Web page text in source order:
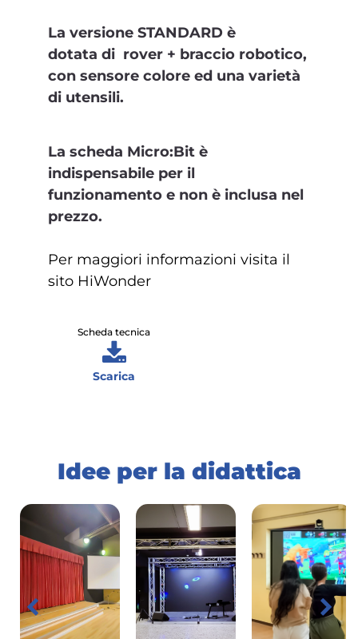
La versione STANDARD è
dotata di rover + braccio robotico,
con sensore colore ed una varietà
di utensili.
La scheda Micro:Bit è
indispensabile per il
funzionamento e non è inclusa nel
prezzo.
Per maggiori informazioni visita il
sito HiWonder
Scheda tecnica
Scarica
Idee per la didattica